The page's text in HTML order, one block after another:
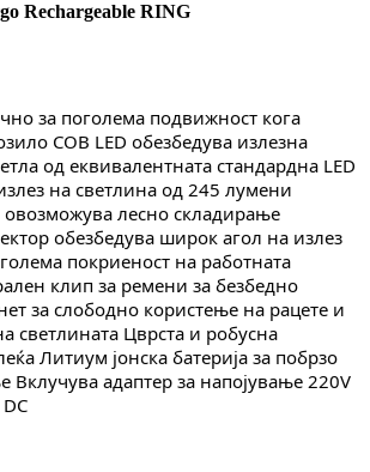
Rechargeable RING
за поголема подвижност кога
COB LED обезбедува излезна
од еквивалентната стандардна LED
на светлина од 245 лумени
овозможува лесно складирање
обезбедува широк агол на излез
покриеност на работната
клип за ремени за безбедно
за слободно користење на рацете и
светлината Цврста и робусна
Литиум јонска батерија за побрзо
Вклучува адаптер за напојување 220V